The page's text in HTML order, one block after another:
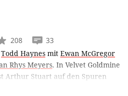
Vorurteile, Ressentiments
Verhaltensweisen werden
208
33
Todd Haynes mit Ewan McGregor
Rhys Meyers. In Velvet Goldmine
Arthur Stuart auf den Spuren